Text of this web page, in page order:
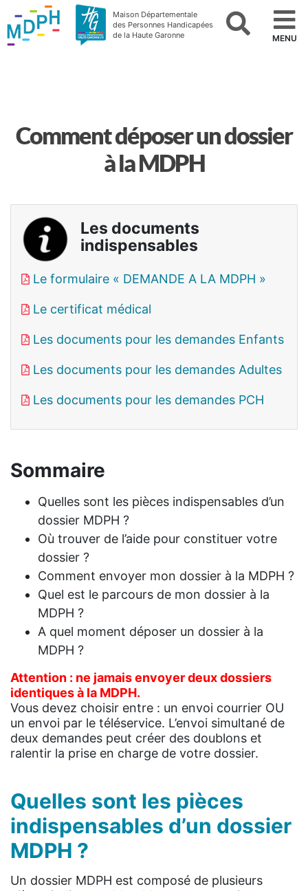
Maison Départementale
des Personnes Handicapées
de la Haute Garonne
MENU
Comment déposer un dossier
à la MDPH
Les documents
indispensables
Le formulaire « DEMANDE A LA MDPH »
Le certificat médical
Les documents pour les demandes Enfants
Les documents pour les demandes Adultes
Les documents pour les demandes PCH
Sommaire
Quelles sont les pièces indispensables d’un
dossier MDPH ?
Où trouver de l’aide pour constituer votre
dossier ?
Comment envoyer mon dossier à la MDPH ?
Quel est le parcours de mon dossier à la
MDPH ?
A quel moment déposer un dossier à la
MDPH ?
Attention : ne jamais envoyer deux dossiers
identiques à la MDPH.
Vous devez choisir entre : un envoi courrier OU
un envoi par le téléservice. L’envoi simultané de
deux demandes peut créer des doublons et
ralentir la prise en charge de votre dossier.
Quelles sont les pièces
indispensables d’un dossier
MDPH ?
Un dossier MDPH est composé de plusieurs